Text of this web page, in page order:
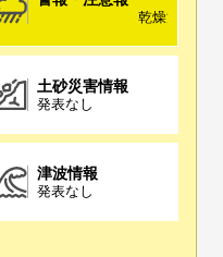
乾燥注意報
土砂災害情報
発表なし
津波情報
発表なし